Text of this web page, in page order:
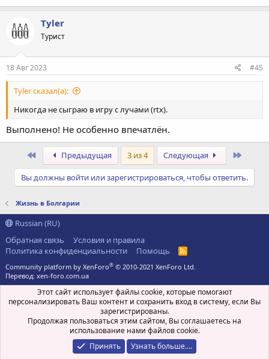
Tyler
Турист
18 Авг 2023 #45
Tyler сказал(а):
Никогда не сыграю в игру с лучами (rtx).
Выполнено! Не особенно впечатлён.
ПервыйПредыдущая 3 из 4 Следующая
Вы должны войти или зарегистрироваться, чтобы ответить.
Жизнь в Болгарии
Russian (RU)
Обратная связь
Условия и правила
Политика конфиденциальности
Помощь
R
S
Community platform by XenForo® © 2010-2021 XenForo Ltd.
Перевод: xen-foro.com.ua
Этот сайт использует файлы cookie, которые помогают
персонализировать Ваш контент и сохранить вход в систему, если Вы
зарегистрированы.
Продолжая пользоваться этим сайтом, Вы соглашаетесь на
использование нами файлов cookie.
Принять
Узнать больше.…